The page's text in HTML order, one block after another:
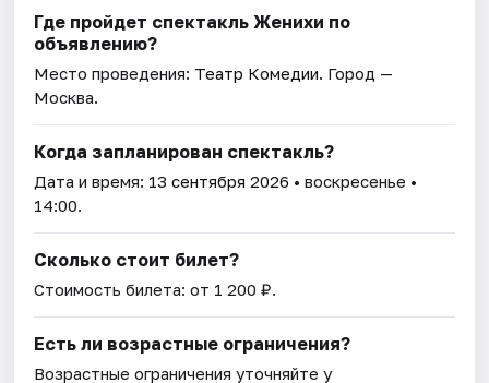
Где пройдет спектакль Женихи по
объявлению?
Место проведения: Театр Комедии. Город —
Москва.
Когда запланирован спектакль?
Дата и время: 13 сентября 2026 • воскресенье •
14:00.
Сколько стоит билет?
Стоимость билета: от 1 200 ₽.
Есть ли возрастные ограничения?
Возрастные ограничения уточняйте у